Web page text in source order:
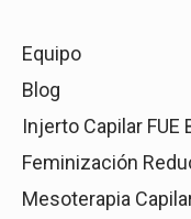
Equipo
Blog
Injerto Capilar FUE
Feminización
Mesoterapia